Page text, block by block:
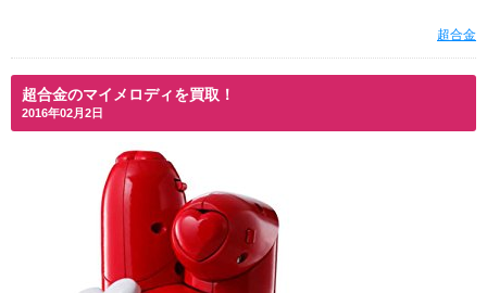
超合金
超合金のマイメロディを買取！
2016年02月2日